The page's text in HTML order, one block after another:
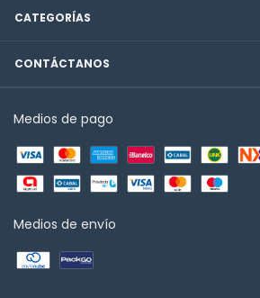
CATEGORÍAS
CONTÁCTANOS
Medios de pago
Medios de envío